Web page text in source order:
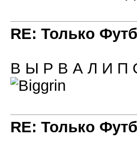
RE: Только
В Ы Р В А Л И П
RE: Только